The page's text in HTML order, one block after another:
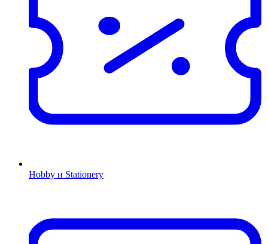
Hobby и Stationery